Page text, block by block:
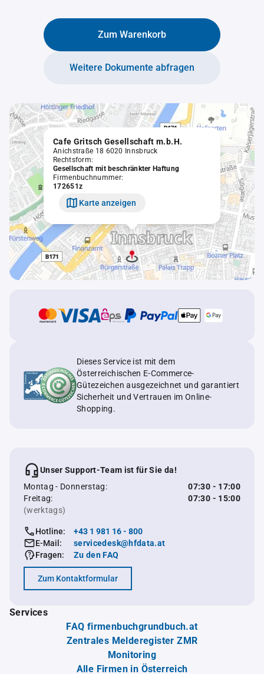
Zum Warenkorb
Weitere Dokumente abfragen
Cafe Gritsch Gesellschaft m.b.H.
Anichstraße 18 6020 Innsbruck
Rechtsform:
Gesellschaft mit beschränkter Haftung
Firmenbuchnummer:
172651z
Karte anzeigen
Dieses Service ist mit dem
Österreichischen E-Commerce-
Gütezeichen ausgezeichnet und garantiert
Sicherheit und Vertrauen im Online-
Shopping.
Unser Support-Team ist für Sie da!
Montag - Donnerstag:
07:30 - 17:00
Freitag:
07:30 - 15:00
(werktags)
Hotline:
+43 1 981 16 - 800
E-Mail:
servicedesk@hfdata.at
Fragen:
Zu den FAQ
Zum Kontaktformular
Services
FAQ firmenbuchgrundbuch.at
Zentrales Melderegister ZMR
Monitoring
Alle Firmen in Österreich